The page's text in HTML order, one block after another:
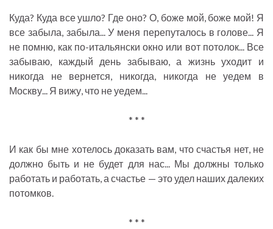
Куда? Куда все ушло? Где оно? О, боже мой, боже мой! Я
все забыла, забыла... У меня перепуталось в голове... Я
не помню, как по-итальянски окно или вот потолок... Все
забываю, каждый день забываю, а жизнь уходит и
никогда не вернется, никогда, никогда не уедем в
Москву... Я вижу, что не уедем...
* * *
И как бы мне хотелось доказать вам, что счастья нет, не
должно быть и не будет для нас... Мы должны только
работать и работать, а счастье — это удел наших далеких
потомков.
* * *